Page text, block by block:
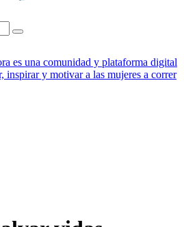
es una comunidad y plataforma digital
inspirar y motivar a las mujeres a correr